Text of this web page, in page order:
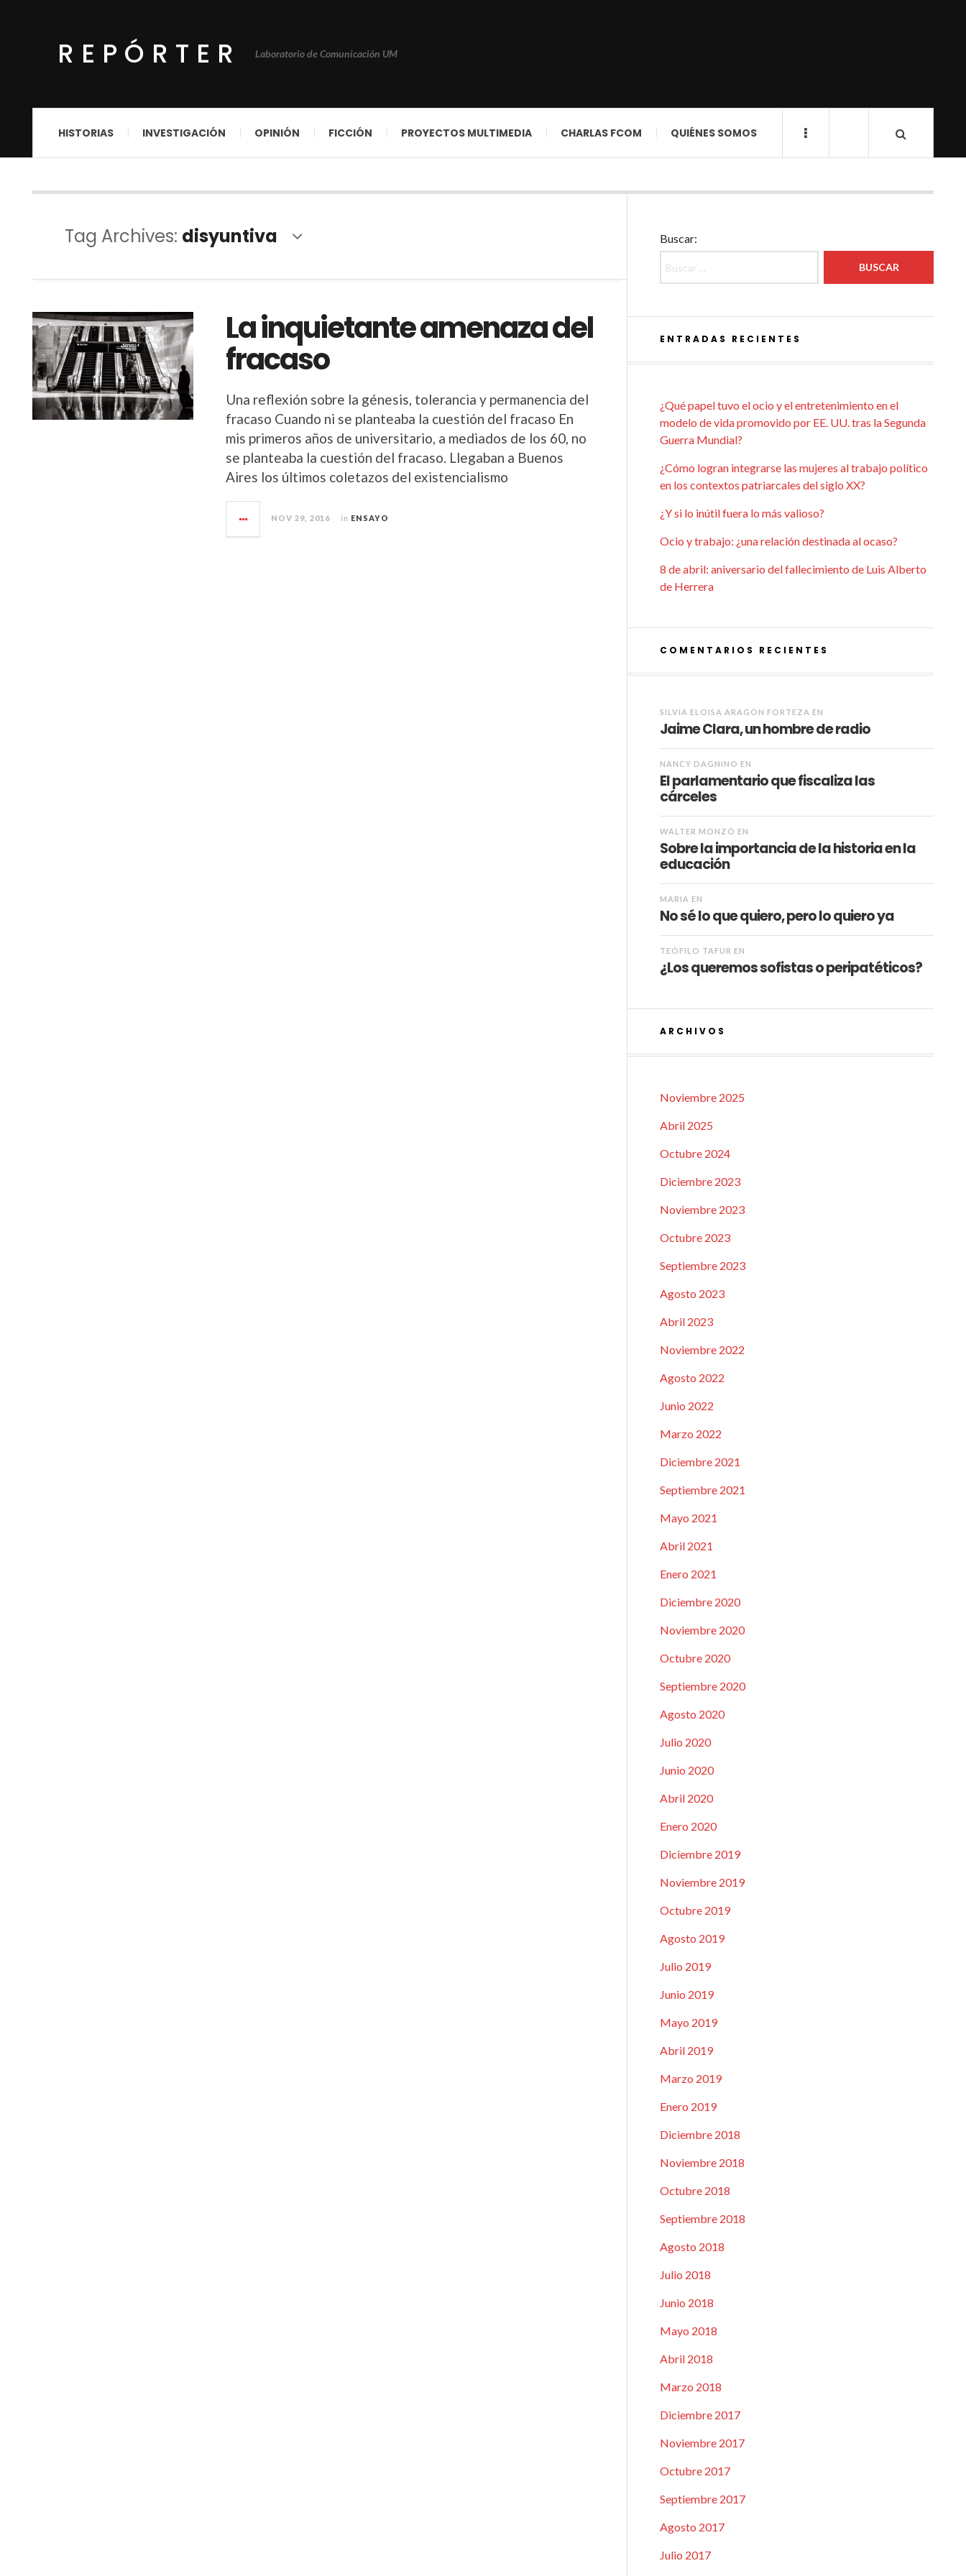
REPÓRTER Laboratorio de Comunicación UM
HISTORIAS INVESTIGACIÓN OPINIÓN FICCIÓN PROYECTOS MULTIMEDIA CHARLAS FCOM QUIÉNES SOMOS
Tag Archives: disyuntiva
La inquietante amenaza del
fracaso
Una reflexión sobre la génesis, tolerancia y permanencia del
fracaso Cuando ni se planteaba la cuestión del fracaso En
mis primeros años de universitario, a mediados de los 60, no
se planteaba la cuestión del fracaso. Llegaban a Buenos
Aires los últimos coletazos del existencialismo
NOV 29, 2016 in ENSAYO
Buscar:
ENTRADAS RECIENTES
¿Qué papel tuvo el ocio y el entretenimiento en el
modelo de vida promovido por EE. UU. tras la Segunda
Guerra Mundial?
¿Cómo logran integrarse las mujeres al trabajo político
en los contextos patriarcales del siglo XX?
¿Y si lo inútil fuera lo más valioso?
Ocio y trabajo: ¿una relación destinada al ocaso?
8 de abril: aniversario del fallecimiento de Luis Alberto
de Herrera
COMENTARIOS RECIENTES
SILVIA ELOISA ARAGÓN FORTEZA EN
Jaime Clara, un hombre de radio
NANCY DAGNINO EN
El parlamentario que fiscaliza las
cárceles
WALTER MONZÓ EN
Sobre la importancia de la historia en la
educación
MARIA EN
No sé lo que quiero, pero lo quiero ya
TEÓFILO TAFUR EN
¿Los queremos sofistas o peripatéticos?
ARCHIVOS
Noviembre 2025
Abril 2025
Octubre 2024
Diciembre 2023
Noviembre 2023
Octubre 2023
Septiembre 2023
Agosto 2023
Abril 2023
Noviembre 2022
Agosto 2022
Junio 2022
Marzo 2022
Diciembre 2021
Septiembre 2021
Mayo 2021
Abril 2021
Enero 2021
Diciembre 2020
Noviembre 2020
Octubre 2020
Septiembre 2020
Agosto 2020
Julio 2020
Junio 2020
Abril 2020
Enero 2020
Diciembre 2019
Noviembre 2019
Octubre 2019
Agosto 2019
Julio 2019
Junio 2019
Mayo 2019
Abril 2019
Marzo 2019
Enero 2019
Diciembre 2018
Noviembre 2018
Octubre 2018
Septiembre 2018
Agosto 2018
Julio 2018
Junio 2018
Mayo 2018
Abril 2018
Marzo 2018
Diciembre 2017
Noviembre 2017
Octubre 2017
Septiembre 2017
Agosto 2017
Julio 2017